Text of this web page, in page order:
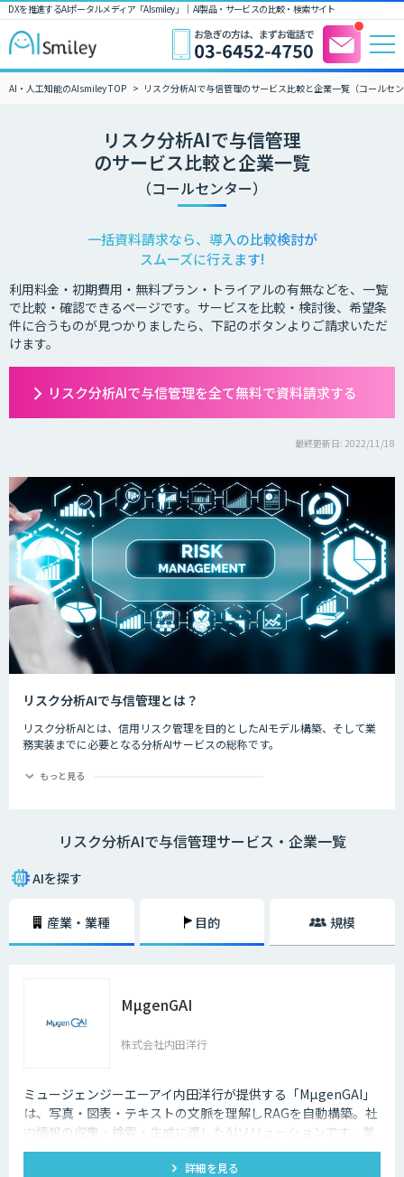
DXを推進するAIポータルメディア「AIsmiley」｜ AI製品・サービスの比較・検索サイト
AI・人工知能のAIsmiley TOP リスク分析AIで与信管理のサービス比較と企業一覧（コールセ
リスク分析AIで与信管理
のサービス比較と企業一覧
（コールセンター）
一括資料請求なら、導入の比較検討が
スムーズに行えます!
利用料金・初期費用・無料プラン・トライアルの有無などを、一覧
で比較・確認できるページです。サービスを比較・検討後、希望条
件に合うものが見つかりましたら、下記のボタンよりご請求いただ
けます。
リスク分析AIで与信管理を全て無料で資料請求する
最終更新日: 2022/11/18
リスク分析AIで与信管理とは？
リスク分析AIとは、信用リスク管理を目的としたAIモデル構築、そして業
務実装までに必要となる分析AIサービスの総称です。
ディープラーニングなど新しいAI技術が登場する今、金融業界では規制や
にフィットした独自性のあるAIモデルで信用リスク管理を行う態勢が求め
リスク分析は、データに基づいて自動的に判断するだけでは実際に利用す
る新しいAI技術の研究が進んでいます。今後、与信審査など社会の重要な
もっと見る
リスク分析AIで与信管理サービス・企業一覧
AIを探す
産業・業種 目的 規模
MµgenGAI
株式会社内田洋行
ミュージェンジーエーアイ内田洋行が提供する「MµgenGAI」
は、写真・図表・テキストの文脈を理解しRAGを自動構築。社
内情報の収集・検索・生成に適したAIソリューションです。業
種を問わず業務効率とナレッジ活用を支援します。
詳細を見る